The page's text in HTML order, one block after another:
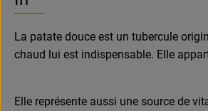
La patate douce est un tubercule
chaud lui est indispensable. Elle
Elle représente aussi une source de